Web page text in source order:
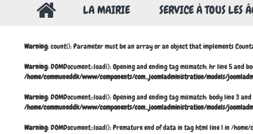
LA MAIRIE SERVICE À TOUS LES
Warning: count(): Parameter must be an array or an object that implements
Warning: DOMDocument::load(): Opening and ending tag mismatch: hr line 5
/home/communeddk/www/components/com_joomladministration/models/
Warning: DOMDocument::load(): Opening and ending tag mismatch: body line 3
/home/communeddk/www/components/com_joomladministration/models/
Warning: DOMDocument::load(): Premature end of data in tag html line 1 in /